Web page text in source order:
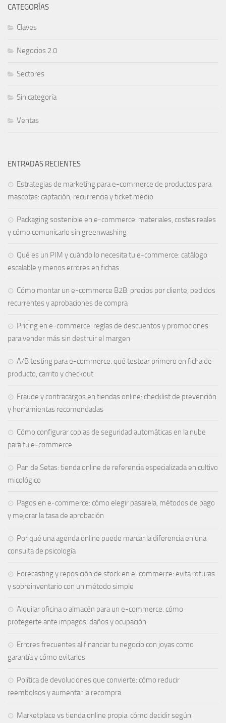
CATEGORÍAS
Claves
Negocios 2.0
Sectores
Sin categoría
Ventas
ENTRADAS RECIENTES
Estrategias de marketing para e-commerce de productos para
mascotas: captación, recurrencia y ticket medio
Packaging sostenible en e-commerce: materiales, costes reales
y cómo comunicarlo sin greenwashing
Qué es un PIM y cuándo lo necesita tu e-commerce: catálogo
escalable y menos errores en fichas
Cómo montar un e-commerce B2B: precios por cliente, pedidos
recurrentes y aprobaciones de compra
Pricing en e-commerce: reglas de descuentos y promociones
para vender más sin destruir el margen
A/B testing para e-commerce: qué testear primero en ficha de
producto, carrito y checkout
Fraude y contracargos en tiendas online: checklist de prevención
y herramientas recomendadas
Cómo configurar copias de seguridad automáticas en la nube
para tu e‑commerce
Pan de Setas: tienda online de referencia especializada en cultivo
micológico
Pagos en e-commerce: cómo elegir pasarela, métodos de pago
y mejorar la tasa de aprobación
Por qué una agenda online puede marcar la diferencia en una
consulta de psicología
Forecasting y reposición de stock en e-commerce: evita roturas
y sobreinventario con un método simple
Alquilar oficina o almacén para un e-commerce: cómo
protegerte ante impagos, daños y ocupación
Errores frecuentes al financiar tu negocio con joyas como
garantía y cómo evitarlos
Política de devoluciones que convierte: cómo reducir
reembolsos y aumentar la recompra
Marketplace vs tienda online propia: cómo decidir según